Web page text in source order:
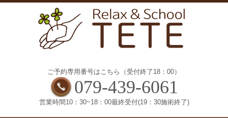
ご予約専用番号はこちら（受付終了18：00）
079-439-6061
営業時間10：30~18：00最終受付(19：30施術終了)